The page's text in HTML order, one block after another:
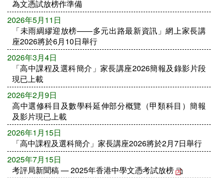
為文憑試放榜作準備
2026年5月11日
「未雨綢繆迎放榜——多元出路最新資訊」網上家長講
座2026將於6月10日舉行
2026年3月4日
「高中課程及選科簡介」家長講座2026簡報及錄影片段
現已上載
2026年2月9日
高中選修科目及數學科延伸部分概覽（甲類科目）簡報
及影片現已上載
2026年1月15日
「高中課程及選科簡介」家長講座2026將於2月7日舉行
2025年7月15日
考評局新聞稿 — 2025年香港中學文憑考試放榜